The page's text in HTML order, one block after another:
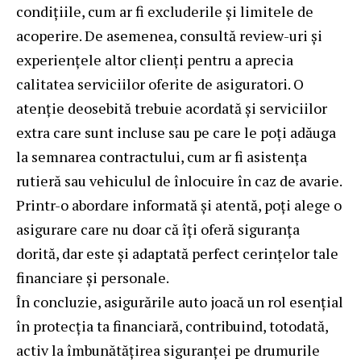
condițiile, cum ar fi excluderile și limitele de
acoperire. De asemenea, consultă review-uri și
experiențele altor clienți pentru a aprecia
calitatea serviciilor oferite de asiguratori. O
atenție deosebită trebuie acordată și serviciilor
extra care sunt incluse sau pe care le poți adăuga
la semnarea contractului, cum ar fi asistența
rutieră sau vehiculul de înlocuire în caz de avarie.
Printr-o abordare informată și atentă, poți alege o
asigurare care nu doar că îți oferă siguranța
dorită, dar este și adaptată perfect cerințelor tale
financiare și personale.
În concluzie, asigurările auto joacă un rol esențial
în protecția ta financiară, contribuind, totodată,
activ la îmbunătățirea siguranței pe drumurile